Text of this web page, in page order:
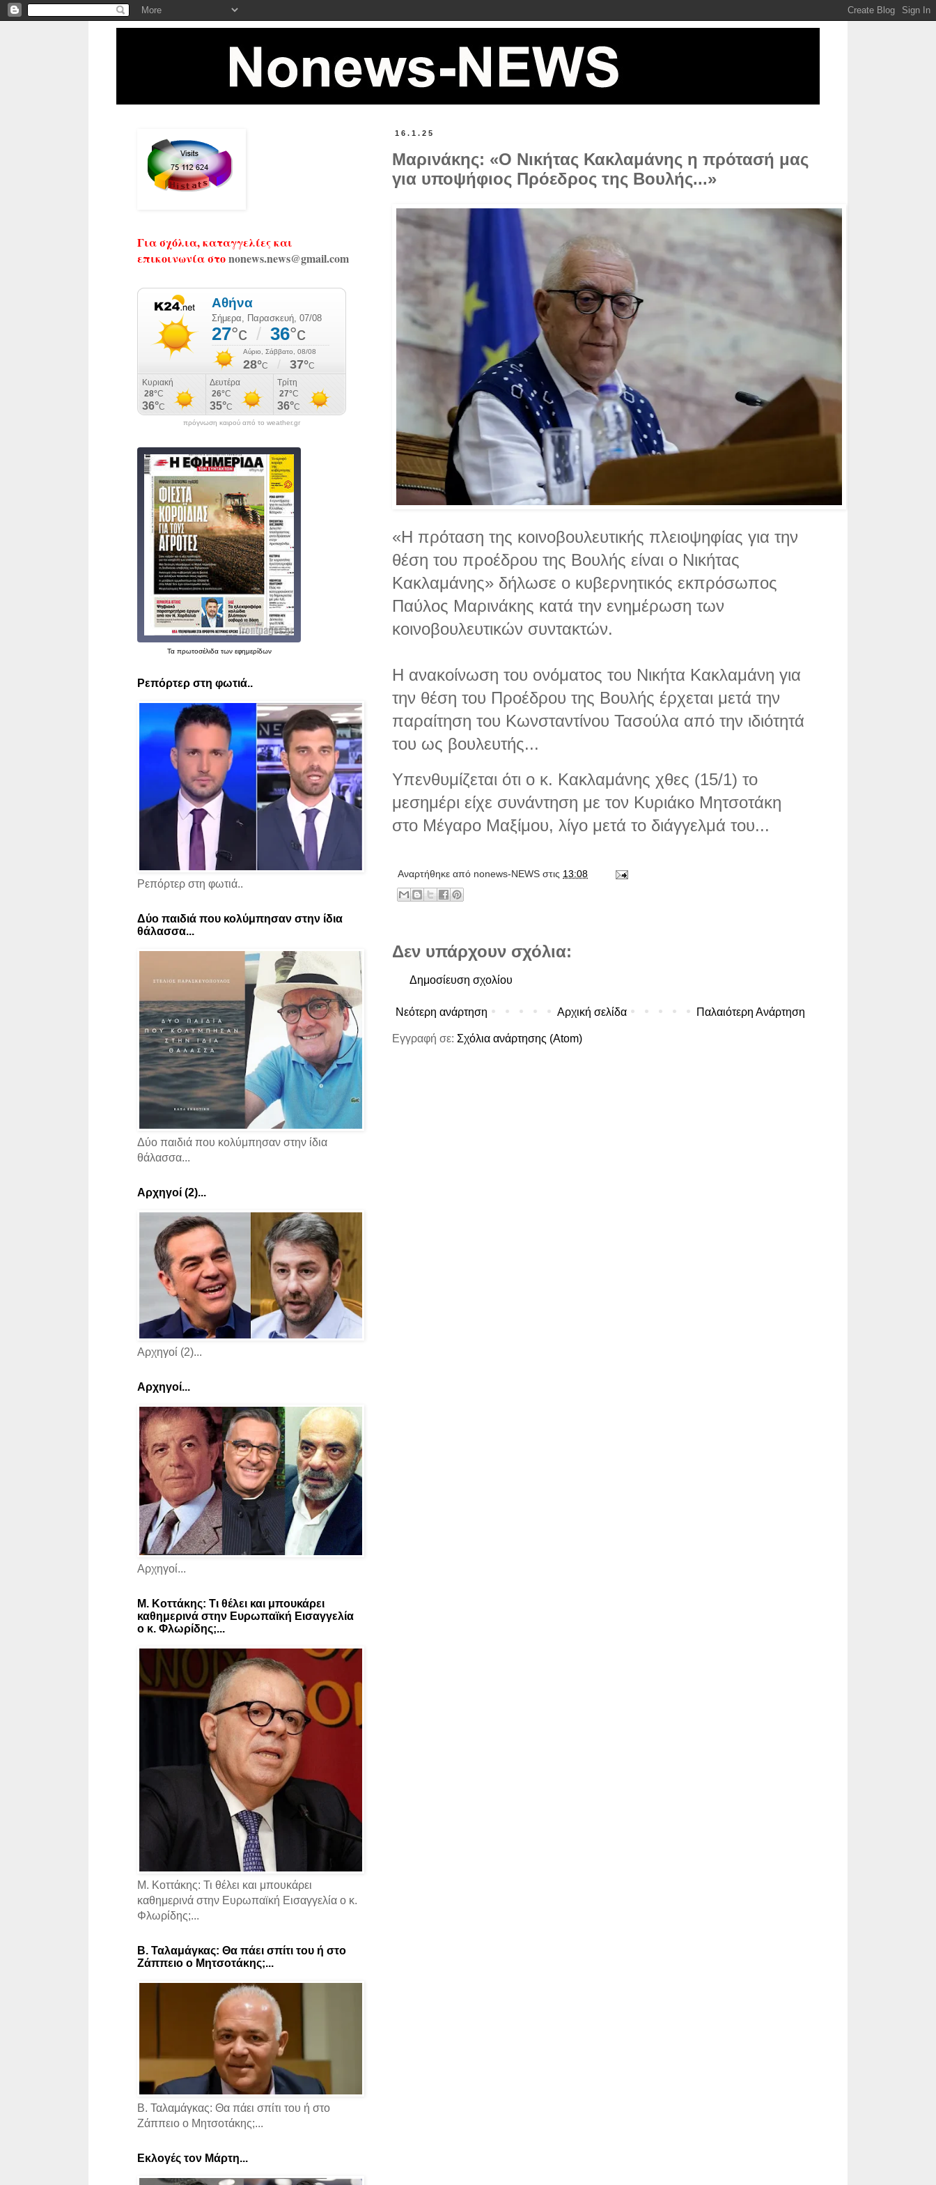
16.1.25
Μαρινάκης: «Ο Νικήτας Κακλαμάνης η πρότασή μας
για υποψήφιος Πρόεδρος της Βουλής...»
«Η πρόταση της κοινοβουλευτικής πλειοψηφίας για την
θέση του προέδρου της Βουλής είναι ο Νικήτας
Κακλαμάνης» δήλωσε ο κυβερνητικός εκπρόσωπος
Παύλος Μαρινάκης κατά την ενημέρωση των
κοινοβουλευτικών συντακτών.
Η ανακοίνωση του ονόματος του Νικήτα Κακλαμάνη για
την θέση του Προέδρου της Βουλής έρχεται μετά την
παραίτηση του Κωνσταντίνου Τασούλα από την ιδιότητά
του ως βουλευτής...
Υπενθυμίζεται ότι ο κ. Κακλαμάνης χθες (15/1) το
μεσημέρι είχε συνάντηση με τον Κυριάκο Μητσοτάκη
στο Μέγαρο Μαξίμου, λίγο μετά το διάγγελμά του...
Αναρτήθηκε από nonews-NEWS στις 13:08
Δεν υπάρχουν σχόλια:
Δημοσίευση σχολίου
Νεότερη ανάρτηση Παλαιότερη Ανάρτηση
Αρχική σελίδα
Εγγραφή σε: Σχόλια ανάρτησης (Atom)
Για σχόλια, καταγγελίες και
επικοινωνία στοnonews.news@gmail.com
πρόγνωση καιρού από το weather.gr
Τα πρωτοσέλιδατων εφημερίδων
Ρεπόρτερ στη φωτιά..
Ρεπόρτερ στη φωτιά..
Δύο παιδιά που κολύμπησαν στην ίδια
θάλασσα...
Δύο παιδιά που κολύμπησαν στην ίδια
θάλασσα...
Αρχηγοί (2)...
Αρχηγοί (2)...
Αρχηγοί...
Αρχηγοί...
Μ. Κοττάκης: Τι θέλει και μπουκάρει
καθημερινά στην Ευρωπαϊκή Εισαγγελία
ο κ. Φλωρίδης;...
Μ. Κοττάκης: Τι θέλει και μπουκάρει
καθημερινά στην Ευρωπαϊκή Εισαγγελία ο κ.
Φλωρίδης;...
Β. Ταλαμάγκας: Θα πάει σπίτι του ή στο
Ζάππειο ο Μητσοτάκης;...
Β. Ταλαμάγκας: Θα πάει σπίτι του ή στο
Ζάππειο ο Μητσοτάκης;...
Εκλογές τον Μάρτη...